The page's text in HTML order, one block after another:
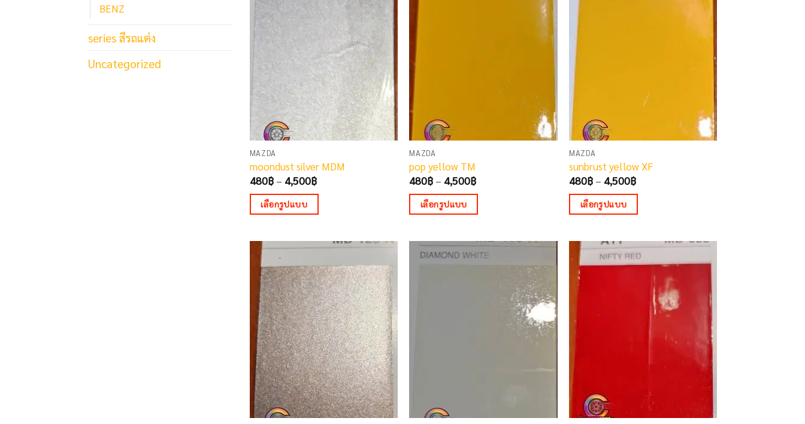
BENZ
series สีรถแต่ง
Uncategorized
variants.
The
options
may
be
chosen
on
the
product
page
variants.
may
chosen
on
product
page
variants.
The
options
may
be
chosen
on
the
product
page
MAZDA
moondust silver MDM
480฿ – 4,500฿Price
through
เลือกรูปแบบ
product
has
multiple
variants.
The
options
may
be
chosen
on
the
product
MAZDA
pop yellow TM
480฿ – 4,500฿Price
through
เลือกรูปแบบ
product
has
product
MAZDA
sunbrust yellow XF
480฿ – 4,500฿Price
through
เลือกรูปแบบ
product
has
multiple
variants.
options
chosen
on
the
product